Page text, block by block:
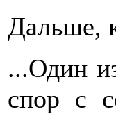
Дальше,
...Один
спор с